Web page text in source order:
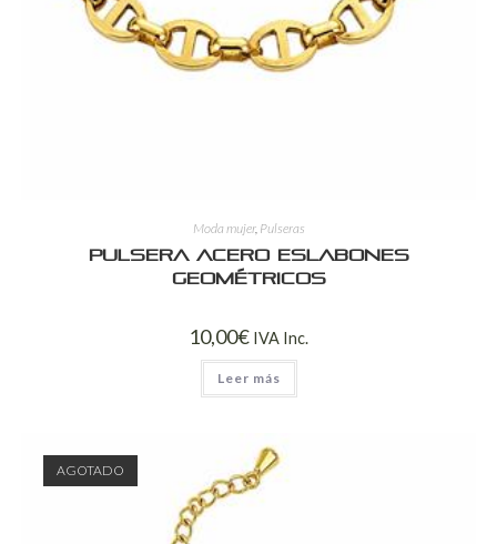
Moda mujer, Pulseras
Pulsera Acero Eslabones
Geométricos
10,00€ IVA Inc.
Leer más
AGOTADO